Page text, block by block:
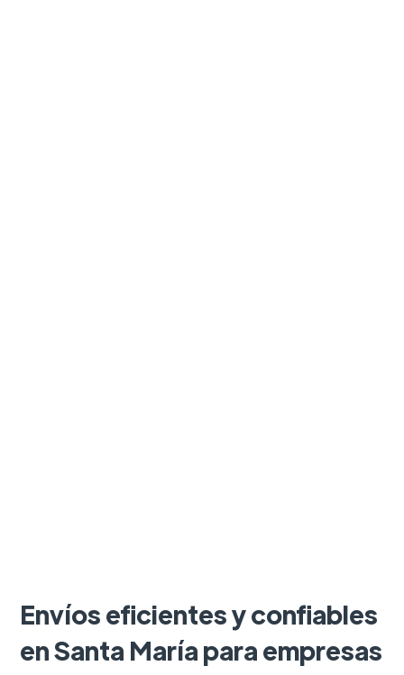
Envíos eficientes y confiables
en Santa María para empresas